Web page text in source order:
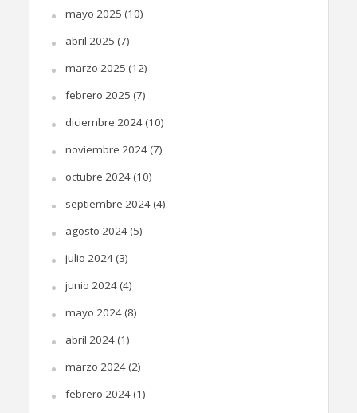
mayo 2025 (10)
abril 2025 (7)
marzo 2025 (12)
febrero 2025 (7)
diciembre 2024(10)
noviembre 2024(7)
octubre 2024(10)
septiembre 2024(4)
agosto 2024(5)
julio 2024(3)
junio 2024(4)
mayo 2024(8)
abril 2024(1)
marzo 2024(2)
febrero 2024(1)